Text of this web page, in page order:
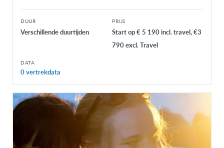
DUUR
Verschillende duurtijden
PRIJS
Start op € 5 190 incl. travel, €3
790 excl. Travel
DATA
0 vertrekdata